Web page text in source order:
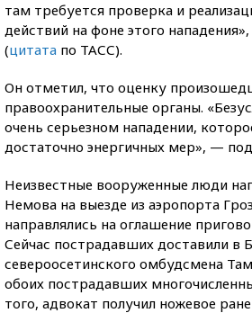
там требуется проверка и
действий на фоне этого
(цитата по ТАСС).
Он отметил, что оценку
правоохранительные органы.
очень серьезном нападении,
достаточно энергичных мер», —
Неизвестные вооруженные люди
Немова на выезде из аэропорта
направлялись на оглашение
Сейчас пострадавших доставили в
североосетинского омбудсмена
обоих пострадавших
того, адвокат получил ножевое